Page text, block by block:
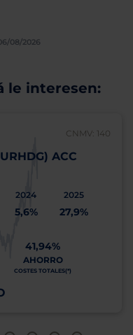
08/2026
le interesen:
CNMV: 140
ACC
2024
5,6%
2025
27,9%
41,94%
AHORRO
COSTES TOTALES(*)